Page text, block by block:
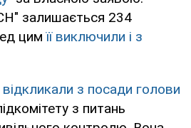
залишається 234
цимїї виключили і з
відкликали з посади голови
з питань